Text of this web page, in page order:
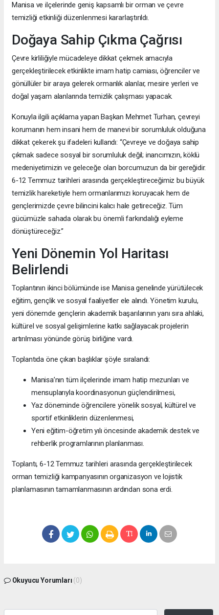
Manisa ve ilçelerinde geniş kapsamlı bir orman ve çevre
temizliği etkinliği düzenlenmesi kararlaştırıldı.
Doğaya Sahip Çıkma Çağrısı
Çevre kirliliğiyle mücadeleye dikkat çekmek amacıyla
gerçekleştirilecek etkinlikte imam hatip camiası, öğrenciler ve
gönüllüler bir araya gelerek ormanlık alanlar, mesire yerleri ve
doğal yaşam alanlarında temizlik çalışması yapacak.
Konuyla ilgili açıklama yapan Başkan Mehmet Turhan, çevreyi
korumanın hem insani hem de manevi bir sorumluluk olduğuna
dikkat çekerek şu ifadeleri kullandı: “Çevreye ve doğaya sahip
çıkmak sadece sosyal bir sorumluluk değil; inancımızın, köklü
medeniyetimizin ve geleceğe olan borcumuzun da bir gereğidir.
6-12 Temmuz tarihleri arasında gerçekleştireceğimiz bu büyük
temizlik hareketiyle hem ormanlarımızı koruyacak hem de
gençlerimizde çevre bilincini kalıcı hale getireceğiz. Tüm
gücümüzle sahada olarak bu önemli farkındalığı eyleme
dönüştüreceğiz.”
Yeni Dönemin Yol Haritası
Belirlendi
Toplantının ikinci bölümünde ise Manisa genelinde yürütülecek
eğitim, gençlik ve sosyal faaliyetler ele alındı. Yönetim kurulu,
yeni dönemde gençlerin akademik başarılarının yanı sıra ahlaki,
kültürel ve sosyal gelişimlerine katkı sağlayacak projelerin
artırılması yönünde görüş birliğine vardı.
Toplantıda öne çıkan başlıklar şöyle sıralandı:
Manisa’nın tüm ilçelerinde imam hatip mezunları ve
mensuplarıyla koordinasyonun güçlendirilmesi,
Yaz döneminde öğrencilere yönelik sosyal, kültürel ve
sportif etkinliklerin düzenlenmesi,
Yeni eğitim-öğretim yılı öncesinde akademik destek ve
rehberlik programlarının planlanması.
Toplantı, 6-12 Temmuz tarihleri arasında gerçekleştirilecek
orman temizliği kampanyasının organizasyon ve lojistik
planlamasının tamamlanmasının ardından sona erdi.
Okuyucu Yorumları (0)